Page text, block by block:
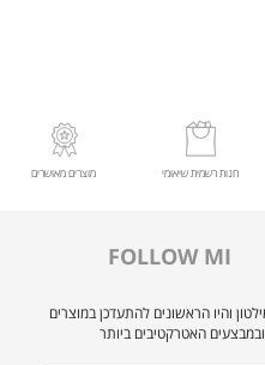
חנות רשמית שיאומי מוצרים מאושרים
FOLLOW MI
והיו הראשונים להתעדכן במוצרים
האטרקטיבים ביותר